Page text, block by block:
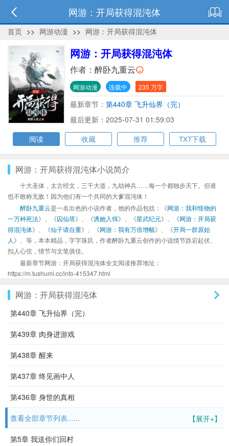
网游：开局获得混沌体
首页 >> 网游动漫 >> 网游：开局获得混沌体
网游：开局获得混沌体
作者： 醉卧九重云
网游动漫 连载中 235 万字
最新章节： 第440章 飞升仙界（完）
最后更新：2025-07-31 01:59:03
阅读
收藏 推荐 TXT下载
网游：开局获得混沌体小说简介
十大圣体，太古经文，三千大道，九劫神兵……每一个都独步天下。但谁
也不敢称无敌！因为他们有一个共同的大爹混沌体！
醉卧九重云是一名出色的小说作者，他的作品包括：《网游：我和怪物的
一万种死法》、《囚仙塔》、《诱她入饵》、《星武纪元》、《网游：开局获
得混沌体》、《仙子请自重》、《网游：我有万倍增幅》、《开局一群原始
人 》、等，本本精品，字字珠玑，作者醉卧九重云创作的小说情节跌宕起伏、
扣人心弦，情节与文笔俱佳。
最新章节网游：开局获得混沌体全文阅读推荐地址：
https://m.tushumi.cc/info-415347.html
网游：开局获得混沌体
第440章 飞升仙界（完）
第439章 肉身进游戏
第438章 醒来
第437章 终见画中人
第436章 身世的真相
【展开+】
查看全部章节列表......
第5章 我送你们回村